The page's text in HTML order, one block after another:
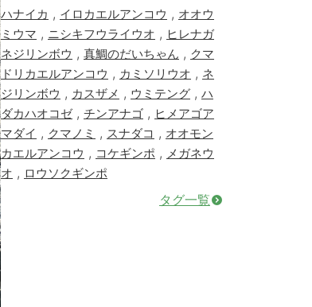
ハナイカ , イロカエルアンコウ , オオウ
ミウマ , ニシキフウライウオ , ヒレナガ
ネジリンボウ , 真鯛のだいちゃん , クマ
ドリカエルアンコウ , カミソリウオ , ネ
ジリンボウ , カスザメ , ウミテング , ハ
ダカハオコゼ, チンアナゴ , ヒメアゴア
マダイ , クマノミ , スナダコ , オオモン
カエルアンコウ , コケギンポ , メガネウ
オ , ロウソクギンポ
タグ一覧